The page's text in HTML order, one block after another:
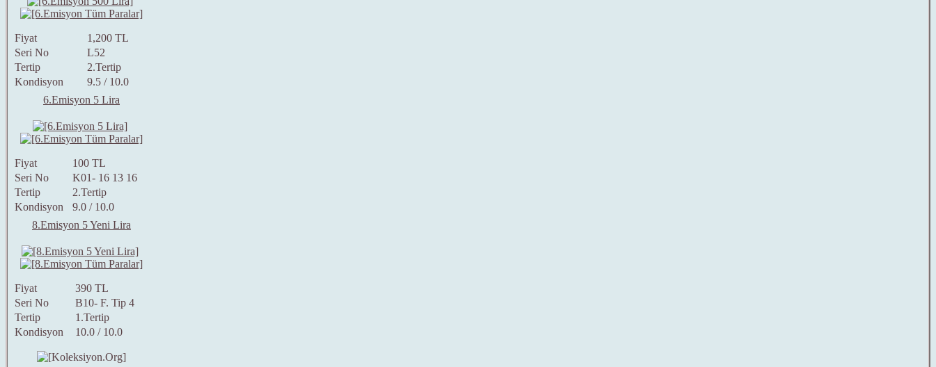
Fiyat
1,200 TL
Seri No
L52
Tertip
2.Tertip
Kondisyon
9.5 / 10.0
6.Emisyon 5 Lira
Fiyat
100 TL
Seri No
K01- 16 13 16
Tertip
2.Tertip
Kondisyon
9.0 / 10.0
8.Emisyon 5 Yeni Lira
Fiyat
390 TL
Seri No
B10- F. Tip 4
Tertip
1.Tertip
Kondisyon
10.0 / 10.0